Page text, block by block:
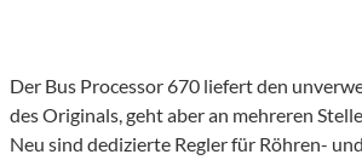
Der Bus Processor 670 liefert den
des Originals, geht aber an mehreren
Neu sind dedizierte Regler für Röhren- und